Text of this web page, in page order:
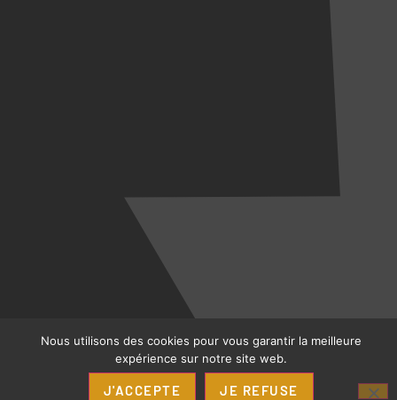
Nous utilisons des cookies pour vous garantir la meilleure
expérience sur notre site web.
J'ACCEPTE JE REFUSE